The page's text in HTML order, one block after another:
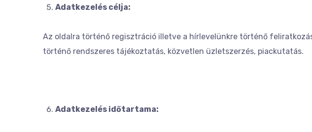
Adatkezelés célja:
Az oldalra történő regisztráció illetve a hírlevelünkre történő
történő rendszeres tájékoztatás, közvetlen üzletszerzés, piackutatás.
Adatkezelés időtartama: